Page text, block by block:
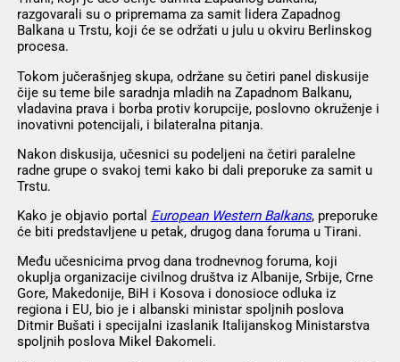
razgovarali su o pripremama za samit lidera Zapadnog
Balkana u Trstu, koji će se održati u julu u okviru Berlinskog
procesa.
Tokom jučerašnjeg skupa, održane su četiri panel diskusije
čije su teme bile saradnja mladih na Zapadnom Balkanu,
vladavina prava i borba protiv korupcije, poslovno okruženje i
inovativni potencijali, i bilateralna pitanja.
Nakon diskusija, učesnici su podeljeni na četiri paralelne
radne grupe o svakoj temi kako bi dali preporuke za samit u
Trstu.
Kako je objavio portal European Western Balkans, preporuke
će biti predstavljene u petak, drugog dana foruma u Tirani.
Među učesnicima prvog dana trodnevnog foruma, koji
okuplja organizacije civilnog društva iz Albanije, Srbije, Crne
Gore, Makedonije, BiH i Kosova i donosioce odluka iz
regiona i EU, bio je i albanski ministar spoljnih poslova
Ditmir Bušati i specijalni izaslanik Italijanskog Ministarstva
spoljnih poslova Mikel Ðakomeli.